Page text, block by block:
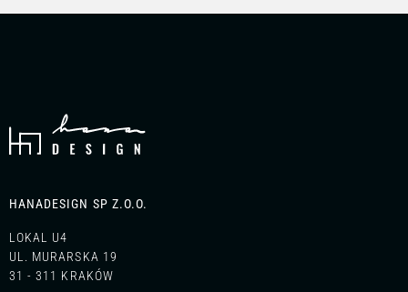
HANADESIGN SP Z.O.O.
LOKAL U4
UL. MURARSKA 19
31 - 311 KRAKÓW